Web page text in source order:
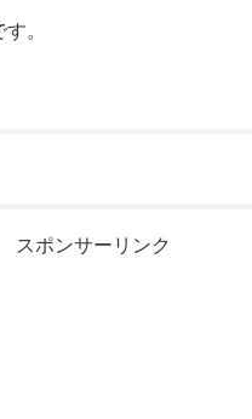
。
スポンサーリンク